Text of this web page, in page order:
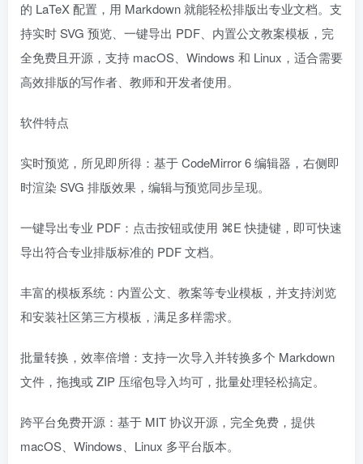
的 LaTeX 配置，用 Markdown 就能轻松排版出专业文档。支
持实时 SVG 预览、一键导出 PDF、内置公文教案模板，完
全免费且开源，支持 macOS、Windows 和 Linux，适合需要
高效排版的写作者、教师和开发者使用。
软件特点
实时预览，所见即所得：基于 CodeMirror 6 编辑器，右侧即
时渲染 SVG 排版效果，编辑与预览同步呈现。
一键导出专业 PDF：点击按钮或使用 ⌘E 快捷键，即可快速
导出符合专业排版标准的 PDF 文档。
丰富的模板系统：内置公文、教案等专业模板，并支持浏览
和安装社区第三方模板，满足多样需求。
批量转换，效率倍增：支持一次导入并转换多个 Markdown
文件，拖拽或 ZIP 压缩包导入均可，批量处理轻松搞定。
跨平台免费开源：基于 MIT 协议开源，完全免费，提供
macOS、Windows、Linux 多平台版本。